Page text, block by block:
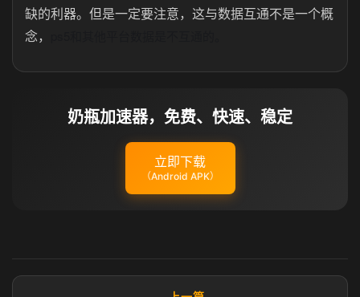
缺的利器。但是一定要注意，这与数据互通不是一个概
念，
奶瓶加速器，免费、快速、稳定
立即下载
（Android APK）